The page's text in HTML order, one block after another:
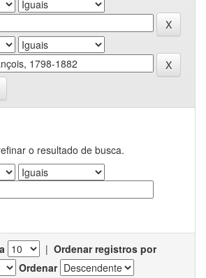
o resultado de busca.
| Ordenar registros por
Ordenar